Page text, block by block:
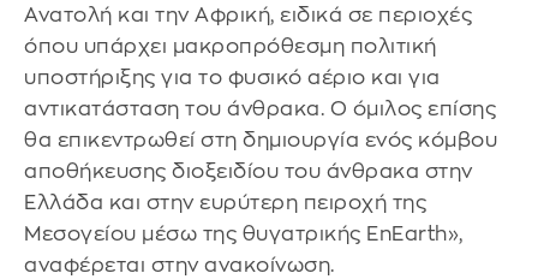
Ανατολή και την Αφρική, ειδικά σε περιοχές
όπου υπάρχει μακροπρόθεσμη πολιτική
υποστήριξης για το φυσικό αέριο και για
αντικατάσταση του άνθρακα. Ο όμιλος επίσης
θα επικεντρωθεί στη δημιουργία ενός κόμβου
αποθήκευσης διοξειδίου του άνθρακα στην
Ελλάδα και στην ευρύτερη πειροχή της
Μεσογείου μέσω της θυγατρικής EnEarth»,
αναφέρεται στην ανακοίνωση.